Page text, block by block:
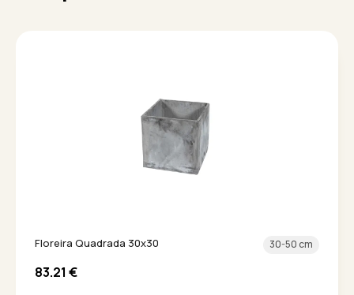
Floreira Quadrada 30x30 30-50 cm
83.21 €